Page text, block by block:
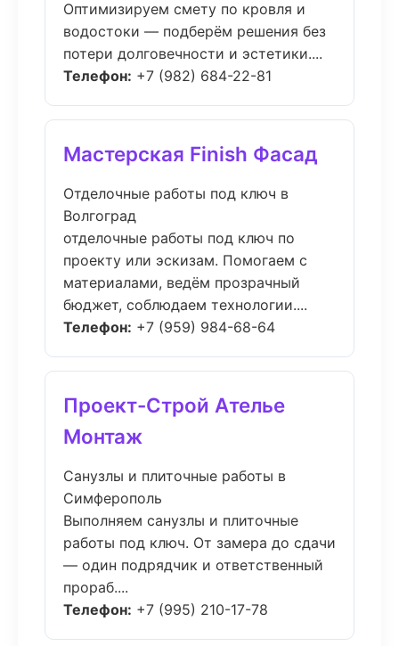
Оптимизируем смету по кровля и
водостоки — подберём решения без
потери долговечности и эстетики....
Телефон: +7 (982) 684-22-81
Мастерская Finish Фасад
Отделочные работы под ключ в
Волгоград
отделочные работы под ключ по
проекту или эскизам. Помогаем с
материалами, ведём прозрачный
бюджет, соблюдаем технологии....
Телефон: +7 (959) 984-68-64
Проект-Строй Ателье
Монтаж
Санузлы и плиточные работы в
Симферополь
Выполняем санузлы и плиточные
работы под ключ. От замера до сдачи
— один подрядчик и ответственный
прораб....
Телефон: +7 (995) 210-17-78